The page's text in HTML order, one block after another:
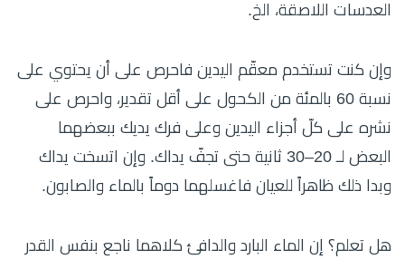
العدسات اللاصقة، الخ.
وإن كنت تستخدم معقّم اليدين فاحرص على أن يحتوي على
نسبة 60 بالمئة من الكحول على أقل تقدير، واحرص على
نشره على كلّ أجزاء اليدين وعلى فرك يديك ببعضهما
البعض لـ 20–30 ثانية حتى تجفّ يداك. وإن اتسخت يداك
وبدا ذلك ظاهراً للعيان فاغسلهما دوماً بالماء والصابون.
هل تعلم؟ إن الماء البارد والدافئ كلاهما ناجع بنفس القدر